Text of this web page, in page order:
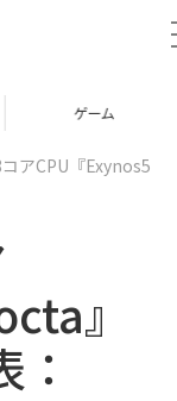
ゲーム
アCPU『Exynos5
』